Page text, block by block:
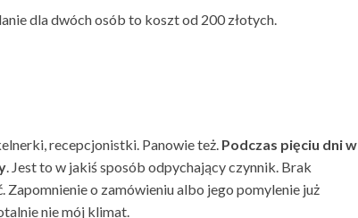
dla dwóch osób to koszt od 200 złotych.
recepcjonistki. Panowie też. Podczas pięciu dni w
. Jest to w jakiś sposób odpychający czynnik. Brak
Zapomnienie o zamówieniu albo jego pomylenie już
nie mój klimat.